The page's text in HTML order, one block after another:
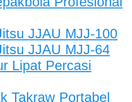
JJAU MJJ-100
JJAU MJJ-64
Lipat Percasi
Takraw Portabel